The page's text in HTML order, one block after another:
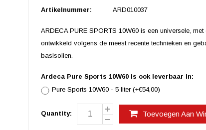
Artikelnummer: ARD010037
ARDECA PURE SPORTS 10W60 is een universele,
ontwikkeld volgens de meest recente technieken en
basisolien.
Ardeca Pure Sports 10W60 is ook leverbaar in:
Pure Sports 10W60 - 5 liter (+€54,00)
Quantity: Toevoegen Aan